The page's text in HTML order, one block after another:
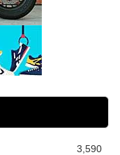
3,590